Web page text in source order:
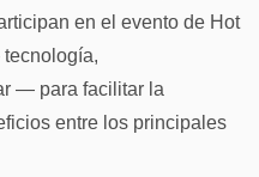
en el evento de Hot
— para facilitar la
entre los principales